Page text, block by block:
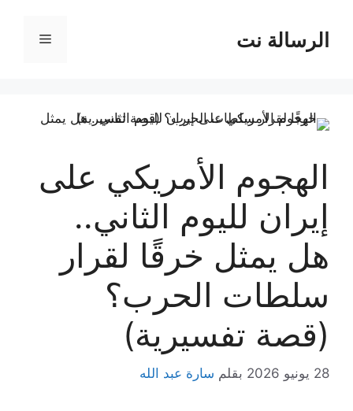
المحتوىالرسالة نت القائمة
الهجوم الأمريكي على
إيران لليوم الثاني..
هل يمثل خرقًا لقرار
سلطات الحرب؟
(قصة تفسيرية)
28 يونيو 2026 بقلم سارة عبد الله